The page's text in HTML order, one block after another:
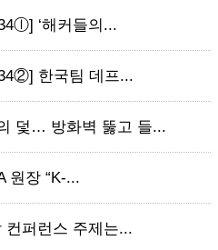
‘해커들의...
한국팀 데프...
덫… 방화벽 뚫고 들...
원장 “K-...
컨퍼런스 주제는...